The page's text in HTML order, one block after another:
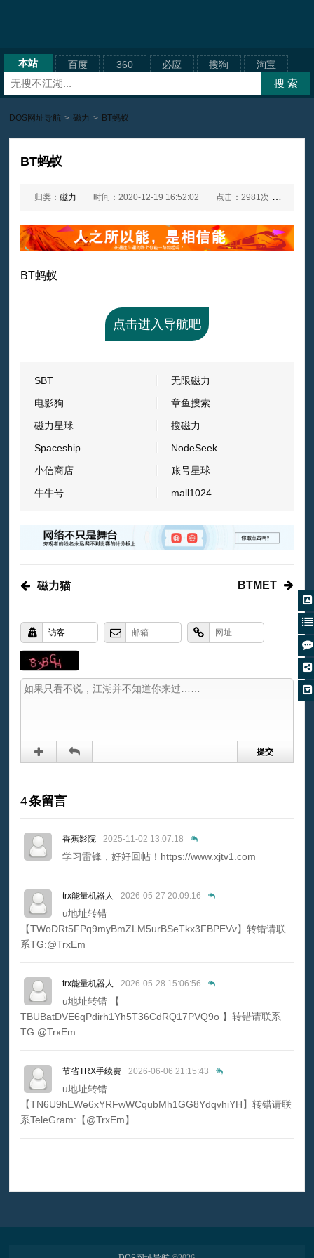
本站 百度 360 必应 搜狗 淘宝
DOS网址导航 > 磁力 > BT蚂蚁
BT蚂蚁
归类：磁力 时间：2020-12-19 16:52:02 点击：2981次
BT蚂蚁
点击进入导航吧
SBT
无限磁力
电影狗
章鱼搜索
磁力星球
搜磁力
Spaceship
NodeSeek
小信商店
账号星球
牛牛号
mall1024
磁力猫 BTMET
4条留言
香蕉影院 2025-11-02 13:07:18
学习雷锋，好好回帖！https://www.xjtv1.com
trx能量机器人 2026-05-27 20:09:16
u地址转错
【TWoDRt5FPq9myBmZLM5urBSeTkx3FBPEVv】转错请联
系TG:@TrxEm
trx能量机器人 2026-05-28 15:06:56
u地址转错 【
TBUBatDVE6qPdirh1Yh5T36CdRQ17PVQ9o 】转错请联系
TG:@TrxEm
节省TRX手续费 2026-06-06 21:15:43
u地址转错
【TN6U9hEWe6xYRFwWCqubMh1GG8YdqvhiYH】转错请联
系TeleGram:【@TrxEm】